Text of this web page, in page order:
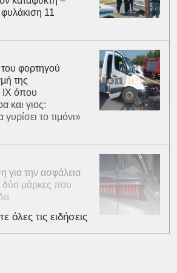
11
φορτηγού
της
ΙΧ όπου
και γιος:
το τιμόνι»
για την ασφάλεια
δύο μάρκες που
όλες τις ειδήσεις